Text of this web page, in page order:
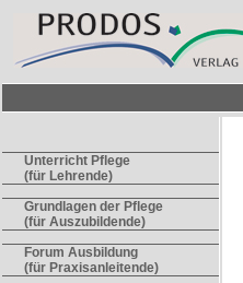
Unterricht Pflege
(für Lehrende)
Grundlagen der Pflege
(für Auszubildende)
Forum Ausbildung
(für Praxisanleitende)